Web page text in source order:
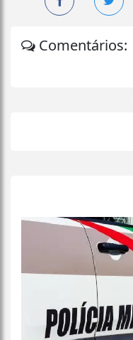
Comentários: